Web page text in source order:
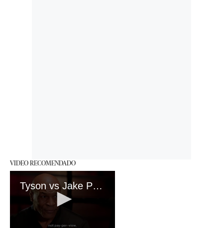
VIDEO RECOMENDADO
Tyson vs Jake Paul por Netflix: no PPV